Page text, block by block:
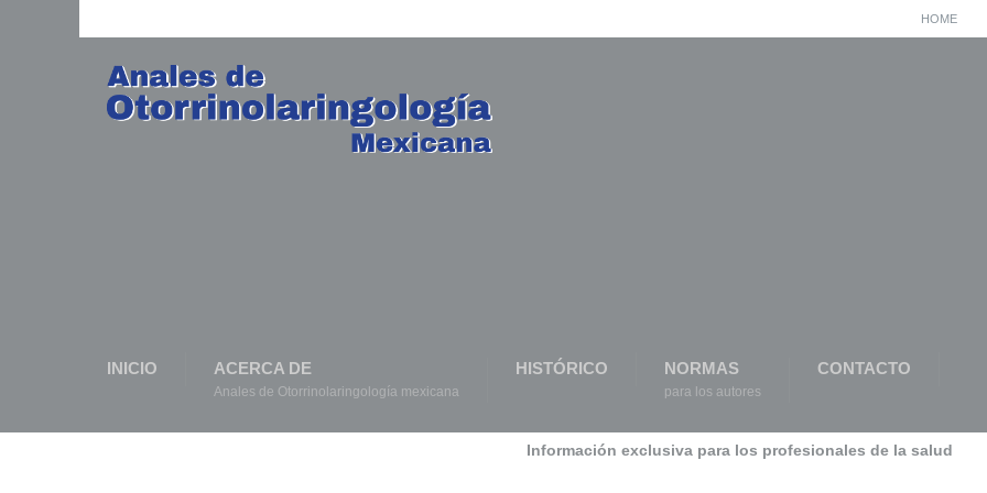
HOME
INICIO ACERCA DE
Anales de Otorrinolaringología mexicana
HISTÓRICO NORMAS
para los autores
CONTACTO
Información exclusiva para los profesionales de la salud